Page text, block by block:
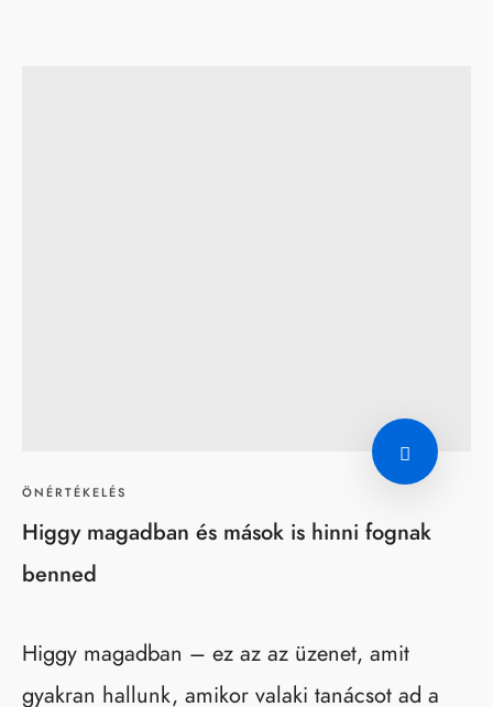
ÖNÉRTÉKELÉS
Higgy magadban és mások is hinni fognak
benned
Higgy magadban – ez az az üzenet, amit
gyakran hallunk, amikor valaki tanácsot ad a